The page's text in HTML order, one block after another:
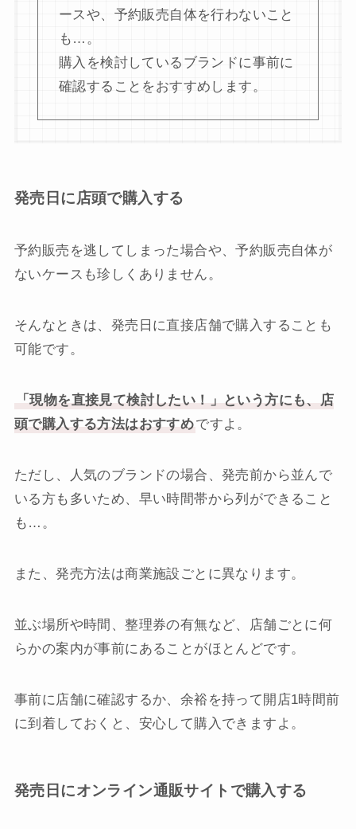
ースや、予約販売自体を行わないこと
も…。
購入を検討しているブランドに事前に
確認することをおすすめします。
発売日に店頭で購入する
予約販売を逃してしまった場合や、予約販売自体が
ないケースも珍しくありません。
そんなときは、発売日に直接店舗で購入することも
可能です。
「現物を直接見て検討したい！」という方にも、店
頭で購入する方法はおすすめですよ。
ただし、人気のブランドの場合、発売前から並んで
いる方も多いため、早い時間帯から列ができること
も…。
また、発売方法は商業施設ごとに異なります。
並ぶ場所や時間、整理券の有無など、店舗ごとに何
らかの案内が事前にあることがほとんどです。
事前に店舗に確認するか、余裕を持って開店1時間前
に到着しておくと、安心して購入できますよ。
発売日にオンライン通販サイトで購入する